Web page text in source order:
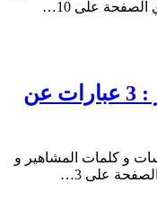
على 10…
حكم و أقوال عن المليار : 3 عبارات عن
و كلمات المشاهير و
على 3…